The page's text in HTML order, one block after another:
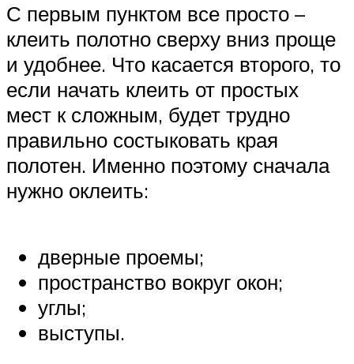
С первым пунктом все просто –
клеить полотно сверху вниз проще
и удобнее. Что касается второго, то
если начать клеить от простых
мест к сложным, будет трудно
правильно состыковать края
полотен. Именно поэтому сначала
нужно оклеить:
дверные проемы;
пространство вокруг окон;
углы;
выступы.